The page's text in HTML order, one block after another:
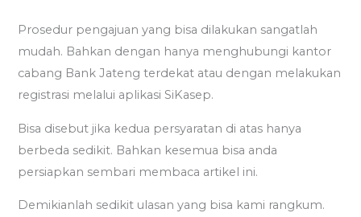
Prosedur pengajuan yang bisa dilakukan sangatlah
mudah. Bahkan dengan hanya menghubungi kantor
cabang Bank Jateng terdekat atau dengan melakukan
registrasi melalui aplikasi SiKasep.
Bisa disebut jika kedua persyaratan di atas hanya
berbeda sedikit. Bahkan kesemua bisa anda
persiapkan sembari membaca artikel ini.
Demikianlah sedikit ulasan yang bisa kami rangkum.